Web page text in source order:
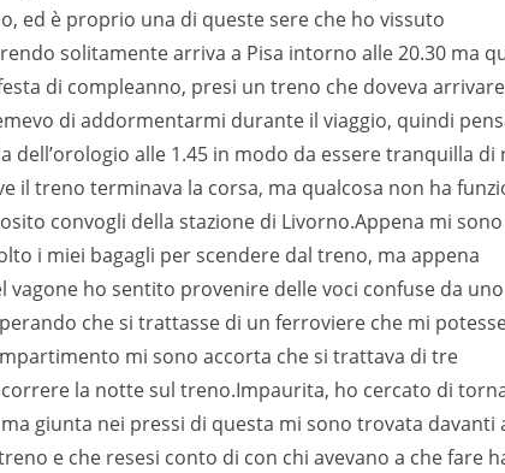
ed è proprio una di queste sere che ho vissuto
solitamente arriva a Pisa intorno alle 20.30 ma
di compleanno, presi un treno che doveva
di addormentarmi durante il viaggio, quindi
dell’orologio alle 1.45 in modo da essere tranquilla di
il treno terminava la corsa, ma qualcosa non ha
convogli della stazione di Livorno.Appena mi
i miei bagagli per scendere dal treno, ma appena
ho sentito provenire delle voci confuse da uno
che si trattasse di un ferroviere che mi
mi sono accorta che si trattava di tre
la notte sul treno.Impaurita, ho cercato di
giunta nei pressi di questa mi sono trovata davanti
e che resesi conto di con chi avevano a che fare